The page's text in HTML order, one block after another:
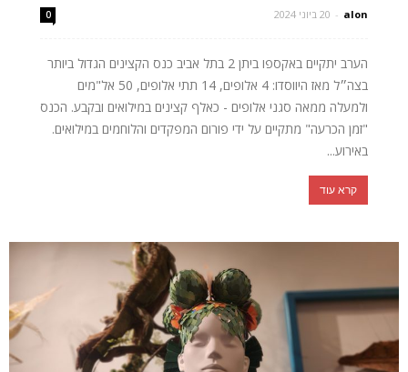
alon
- 20 ביוני 2024 0
הערב יתקיים באקספו ביתן 2 בתל אביב כנס הקצינים הגדול ביותר
בצה״ל מאז היווסדו: 4 אלופים, 14 תתי אלופים, 50 אל"מים
ולמעלה ממאה סגני אלופים - כאלף קצינים במילואים ובקבע. הכנס
"זמן הכרעה" מתקיים על ידי פורום המפקדים והלוחמים במילואים.
באירוע...
קרא עוד